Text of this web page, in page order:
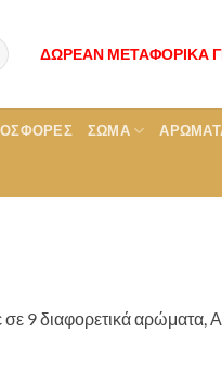
ΔΩΡΕΑΝ ΜΕΤΑΦΟΡΙΚΑ
ΣΏΜΑ
9 διαφορετικά